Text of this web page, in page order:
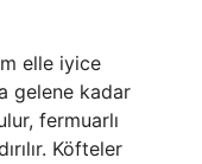
elle iyice
gelene kadar
fermuarlı
Köfteler